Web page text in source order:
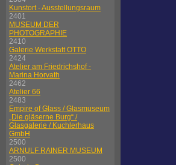
Kunstort - Ausstellungsraum
2401
MUSEUM DER
PHOTOGRAPHIE
2410
Galerie Werkstatt OTTO
2424
Atelier am Friedrichshof -
Marina Horvath
2462
Atelier 66
2483
Empire of Glass / Glasmuseum
„Die gläserne Burg“ /
Glasgalerie / Kuchlerhaus
GmbH
2500
ARNULF RAINER MUSEUM
2500